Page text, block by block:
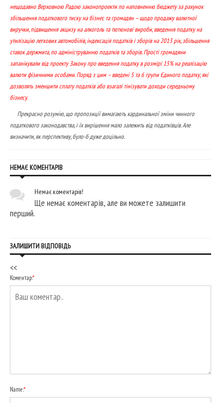
нещодавно Верховною Радою законопроекти по наповненню бюджету за рахунок
збільшення податкового тиску на бізнес та громадян – щодо продажу валютної
виручки, підвищення акцизу на алкоголь та тютюнові вироби, введення податку на
утилізацію легкових автомобілів, індексація податків і зборів на 2013 рік, збільшення
ставок держмита, по адмініструванню податків та зборів. Прості громадяни
запанікували від проекту Закону про введення податку в розмірі 15% на реалізацію
валюти фізичними особами. Поряд з цим – введені 5 та 6 групи Єдиного податку, які
дозволять зменшити сплату податків або взагалі тінізувати доходи середньому
бізнесу.
Прекрасно розумію, що пропозиції вимагають кардинальної зміни чинного
податкового законодавства, і їх вирішення мало залежить від податківців. Але
визначити, як перспективу, було-б дуже доцільно.
НЕМАЄ КОМЕНТАРІВ
Немає коментарів!
Ще немає коментарів, але ви можете залишити
перший.
ЗАЛИШИТИ ВІДПОВІДЬ
<<
Коментар:*
Name:*